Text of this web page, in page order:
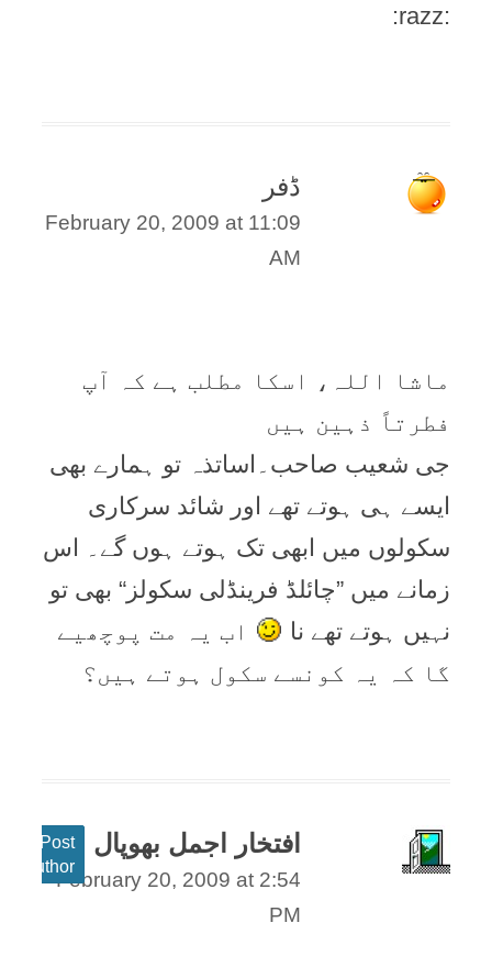
:razz:
ڈفر
February 20, 2009 at 11:09
AM
ماشا اللہ، اسکا مطلب ہے کہ آپ
فطرتاً ذہین ہیں
جی شعیب صاحب۔اساتذہ تو ہمارے بھی
ایسے ہی ہوتے تھے اور شائد سرکاری
سکولوں میں ابھی تک ہوتے ہوں گے۔ اس
زمانے میں ”چائلڈ فرینڈلی سکولز“ بھی تو
نہیں ہوتے تھے نا
اب یہ مت پوچھیے
گا کہ یہ کونسے سکول ہوتے ہیں؟
افتخار اجمل بھوپال
Post
author
February 20, 2009 at 2:54
PM